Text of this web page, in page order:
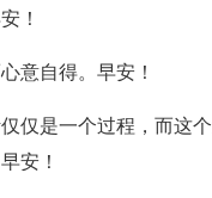
！
意自得。早安！
仅是一个过程，而这
安！